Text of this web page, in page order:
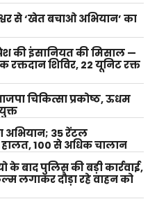
से ‘खेत बचाओ अभियान’ का
की इंसानियत की मिसाल —
रक्तदान शिविर, 22 यूनिट रक्त
चिकित्सा प्रकोष्ठ, ऊधम
अभियान; 35 रेंटल
100 से अधिक चालान
के बाद पुलिस की बड़ी कार्रवाई,
लगाकर दौड़ा रहे वाहन को